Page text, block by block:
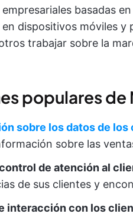
basadas
dispositivos móviles
trabajar sobre la
populares
sobre los datos de los
sobre las
de atención al
de sus clientes y
interacción con los